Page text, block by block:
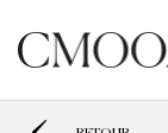
contenu
principal